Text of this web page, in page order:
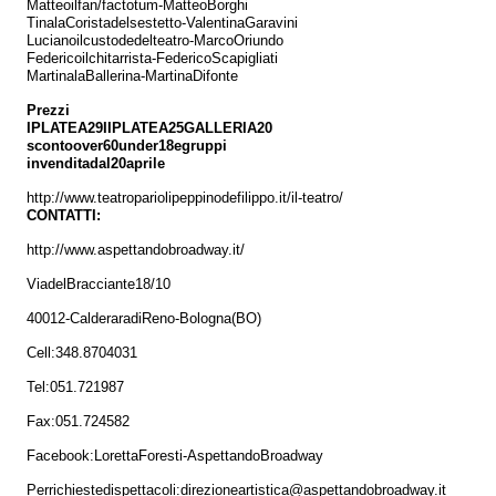
Matteoil fan/factotum-MatteoBorghi
TinalaCoristadel sestetto-ValentinaGaravini
Lucianoil custodedel teatro-MarcoOriundo
Federicoil chitarrista-FedericoScapigliati
MartinalaBallerina-MartinaDifonte
Prezzi
PLATEA29 PLATEA25GALLERIA20
scontoover60under18egruppi
invenditadal 20aprile
http://www.teatropariolipeppinodefilippo.it/il-teatro/
CONTATTI:
http://www.aspettandobroadway.it/
Viadel Bracciante18/10
40012-Calderaradi Reno-Bologna(BO)
Cell:348.8704031
Tel:051.721987
Fax:051.724582
Facebook: LorettaForesti-AspettandoBroadway
Perrichiestedispettacoli:direzioneartistica@aspettandobroadway.it